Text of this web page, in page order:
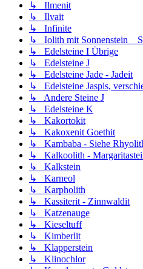
↳ Ilmenit
↳ Ilvait
↳ Infinite
↳ Iolith mit Sonnenstein _
↳ Edelsteine I Übrige
↳ Edelsteine J
↳ Edelsteine Jade - Jadeit
↳ Edelsteine Jaspis,
↳ Andere Steine J
↳ Edelsteine K
↳ Kakortokit
↳ Kakoxenit Goethit
↳ Kambaba - Siehe
↳ Kalkoolith -
↳ Kalkstein
↳ Karneol
↳ Karpholith
↳ Kassiterit - Zinnwaldit
↳ Katzenauge
↳ Kieseltuff
↳ Kimberlit
↳ Klapperstein
↳ Klinochlor